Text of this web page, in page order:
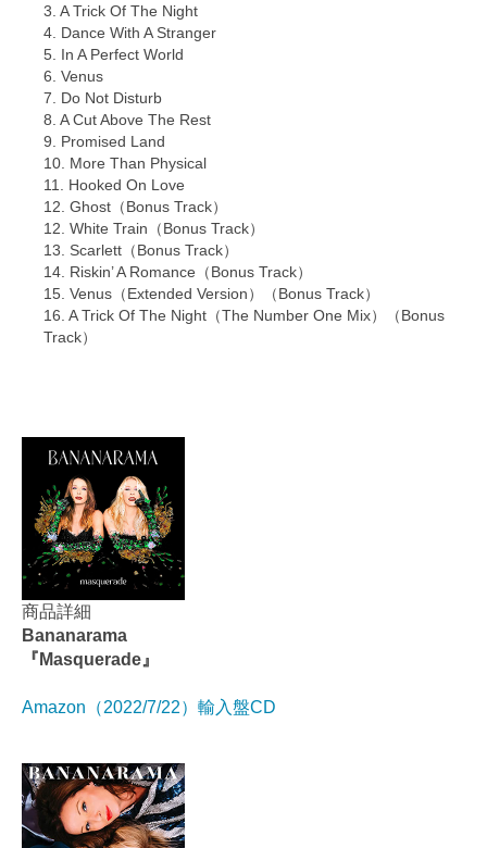
3. A Trick Of The Night
4. Dance With A Stranger
5. In A Perfect World
6. Venus
7. Do Not Disturb
8. A Cut Above The Rest
9. Promised Land
10. More Than Physical
11. Hooked On Love
12. Ghost（Bonus Track）
12. White Train（Bonus Track）
13. Scarlett（Bonus Track）
14. Riskin’ A Romance（Bonus Track）
15. Venus（Extended Version）（Bonus Track）
16. A Trick Of The Night（The Number One Mix）（Bonus
Track）
商品詳細
Bananarama
『Masquerade』
Amazon（2022/7/22）輸入盤CD